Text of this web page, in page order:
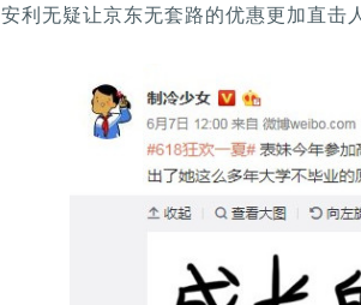
安利无疑让京东无套路的优惠更加直击